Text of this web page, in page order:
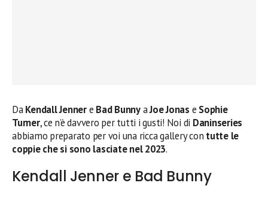
DaKendall Jennere Bad BunnyaJoe Jonas e Sophie
Turner, ce n’è davvero per tutti i gusti! Noi di Daninseries
abbiamo preparato per voi una ricca gallery con tutte le
coppie che si sono lasciate nel 2023.
Kendall Jenner e Bad Bunny